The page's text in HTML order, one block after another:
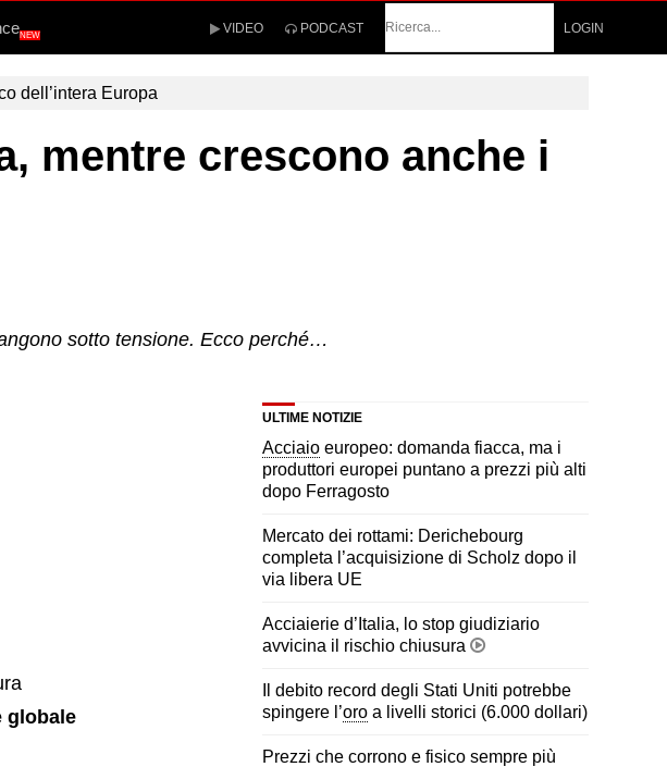
NEW VIDEO PODCAST
LOGIN
dell’intera Europa
mentre crescono anche i
sotto tensione. Ecco perché…
globale
ULTIME NOTIZIE
Acciaio europeo: domanda fiacca, ma i
produttori europei puntano a prezzi più alti
dopo Ferragosto
Mercato dei rottami: Derichebourg
completa l’acquisizione di Scholz dopo il
via libera UE
Acciaierie d’Italia, lo stop giudiziario
avvicina il rischio chiusura
Il debito record degli Stati Uniti potrebbe
spingere l’oro a livelli storici (6.000 dollari)
Prezzi che corrono e fisico sempre più